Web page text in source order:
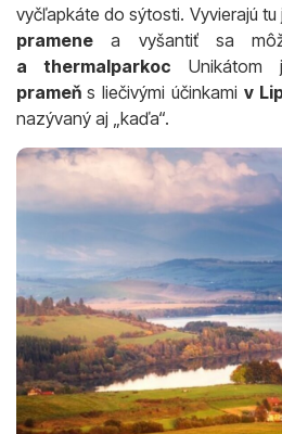
vyčľapkáte do sýtosti. Vyvierajú tu
pramene a vyšantiť sa
a thermalparkoc Unikátom
prameň s liečivými účinkami v
nazývaný aj „kaďa“.